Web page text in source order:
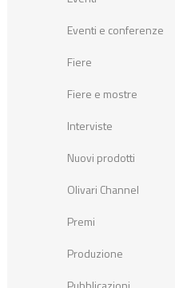
Eventi e conferenze
Fiere
Fiere e mostre
Interviste
Nuovi prodotti
Olivari Channel
Premi
Produzione